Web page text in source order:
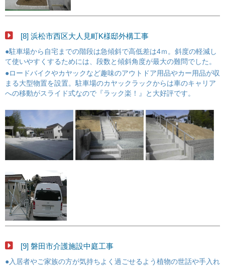
[8] 浜松市西区大人見町K様邸外構工事
●駐車場から自宅までの階段は急傾斜で高低差は4ｍ。斜度の軽減し
て使いやすくするためには、段数と傾斜角度が最大の難問でした。
●ロードバイクやカヤックなど趣味のアウトドア用品やカー用品が収
まる大型物置を設置。駐車場のカヤックラックからは車のキャリア
への移動がスライド式なので『ラック楽！』と大好評です。
[9] 磐田市介護施設中庭工事
●入居者やご家族の方が気持ちよく過ごせるよう植物の世話や手入れ